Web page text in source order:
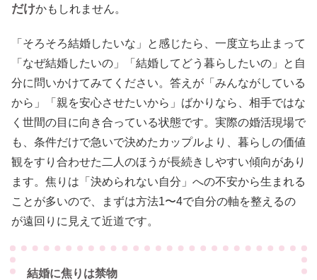
だけかもしれません。
「そろそろ結婚したいな」と感じたら、一度立ち止まって
「なぜ結婚したいの」「結婚してどう暮らしたいの」と自
分に問いかけてみてください。答えが「みんながしている
から」「親を安心させたいから」ばかりなら、相手ではな
く世間の目に向き合っている状態です。実際の婚活現場で
も、条件だけで急いで決めたカップルより、暮らしの価値
観をすり合わせた二人のほうが長続きしやすい傾向があり
ます。焦りは「決められない自分」への不安から生まれる
ことが多いので、まずは方法1〜4で自分の軸を整えるの
が遠回りに見えて近道です。
結婚に焦りは禁物